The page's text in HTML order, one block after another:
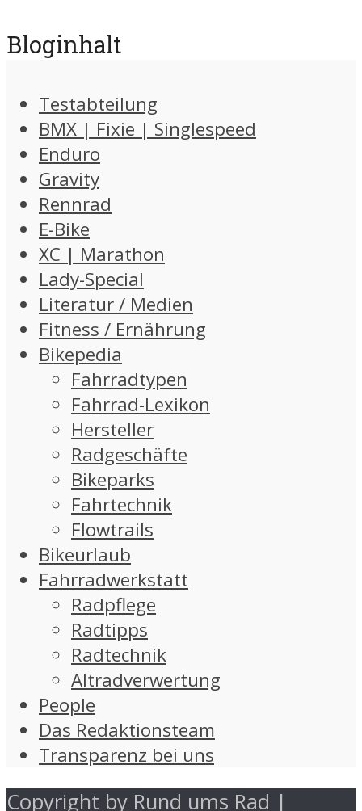
Bloginhalt
Testabteilung
BMX | Fixie | Singlespeed
Enduro
Gravity
Rennrad
E-Bike
XC | Marathon
Lady-Special
Literatur / Medien
Fitness / Ernährung
Bikepedia
Fahrradtypen
Fahrrad-Lexikon
Hersteller
Radgeschäfte
Bikeparks
Fahrtechnik
Flowtrails
Bikeurlaub
Fahrradwerkstatt
Radpflege
Radtipps
Radtechnik
Altradverwertung
People
Das Redaktionsteam
Transparenz bei uns
Copyright by Rund ums Rad |